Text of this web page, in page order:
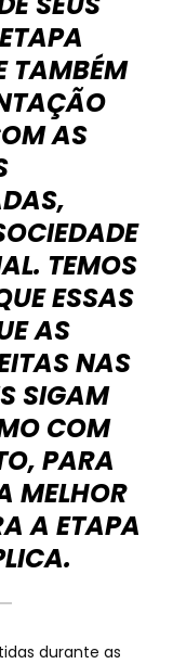
TAMBÉM
AS
TEMOS
ESSAS
AS
NAS
SIGAM
COM
PARA
MELHOR
A ETAPA
durante as